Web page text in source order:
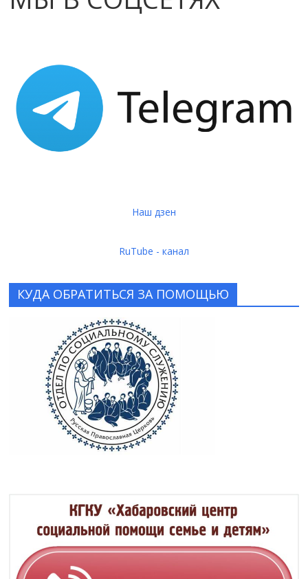
Наш дзен
RuTube - канал
КУДА ОБРАТИТЬСЯ ЗА ПОМОЩЬЮ